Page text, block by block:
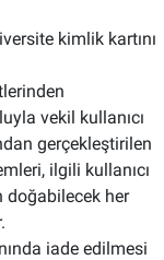
kimlik kartını
vekil kullanıcı
gerçekleştirilen
ilgili kullanıcı
doğabilecek her
iade edilmesi